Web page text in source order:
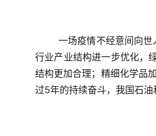
一场疫情不经意间向
行业产业结构进一步优化，
结构更加合理；精细化学品
过5年的持续奋斗，我国石